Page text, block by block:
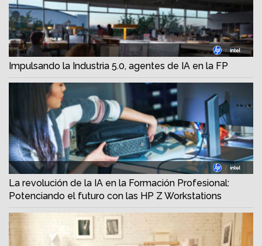
Impulsando la Industria 5.0, agentes de IA en la FP
La revolución de la IA en la Formación Profesional:
Potenciando el futuro con las HP Z Workstations